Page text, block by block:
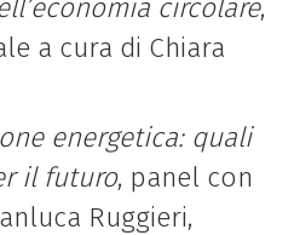
circolare,
a cura di Chiara
energetica: quali
il futuro, panel con
Ruggieri,